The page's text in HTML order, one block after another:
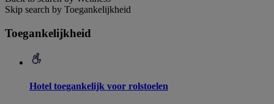
Skip search by Toegankelijkheid
Toegankelijkheid
Hotel toegankelijk voor rolstoelen